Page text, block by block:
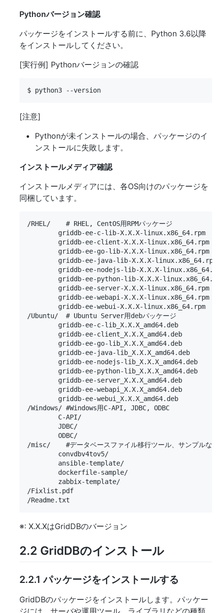
Pythonバージョン確認
パッケージをインストールする前に、Python 3.6以降
をインストールしてください。
[実行例] Pythonバージョンの確認
[注意]
Pythonが未インストールの場合、パッケージのイ
ンストールに失敗します。
インストールメディア確認
インストールメディアには、各OS向けのパッケージを
同梱しています。
/RHEL/    # RHEL, CentOS用RPMパッケージ
        griddb-ee-c-lib-X.X.X-linux.x86_64.rpm
        griddb-ee-client-X.X.X-linux.x86_64.rpm
        griddb-ee-go-lib-X.X.X-linux.x86_64.rpm
        griddb-ee-java-lib-X.X.X-linux.x86_64.rpm
griddb-ee-nodejs-lib-X.X.X-
griddb-ee-python-lib-X.X.X-
        griddb-ee-server-X.X.X-linux.x86_64.rpm
        griddb-ee-webapi-X.X.X-linux.x86_64.rpm
        griddb-ee-webui-X.X.X-linux.x86_64.rpm
/Ubuntu/  # Ubuntu Server用debパッケージ
        griddb-ee-c-lib_X.X.X_amd64.deb
        griddb-ee-client_X.X.X_amd64.deb
        griddb-ee-go-lib_X.X.X_amd64.deb
        griddb-ee-java-lib_X.X.X_amd64.deb
        griddb-ee-nodejs-lib_X.X.X_amd64.deb
        griddb-ee-python-lib_X.X.X_amd64.deb
        griddb-ee-server_X.X.X_amd64.deb
        griddb-ee-webapi_X.X.X_amd64.deb
        griddb-ee-webui_X.X.X_amd64.deb
/Windows/ #Windows用C-API, JDBC, ODBC
        C-API/
        JDBC/
        ODBC/
/misc/    #データベースファイル移行ツール、サンプルな
        convdbv4tov5/
        ansible-template/
        dockerfile-sample/
        zabbix-template/
/Fixlist.pdf
※: X.X.XはGridDBのバージョン
2.2 GridDBのインストール
2.2.1 パッケージをインストールする
GridDBのパッケージをインストールします。パッケー
ジには、サーバや運用ツール、ライブラリなどの種類